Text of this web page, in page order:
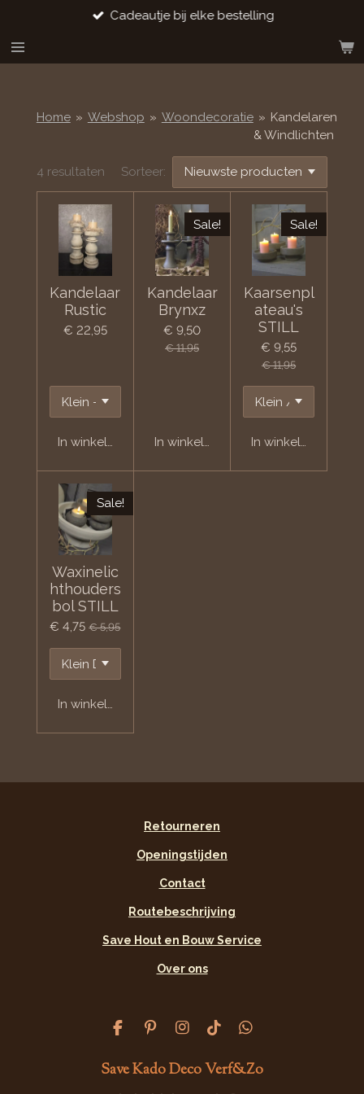
naar
Cadeautje bij elke bestelling
Home » Webshop » Woondecoratie » Kandelaren
& Windlichten
4 resultaten Sorteer:
Kandelaar
Rustic
€ 22,95
In winkelwagen
Sale!
Kandelaar
Brynxz
€ 9,50
€ 11,95
In winkelwagen
Sale!
Kaarsenpl
ateau's
STILL
€ 9,55
€ 11,95
In winkelwagen
Sale!
Waxinelic
hthouders
bol STILL
€ 4,75 € 5,95
In winkelwagen
Retourneren
Openingstijden
Contact
Routebeschrijving
Save Hout en Bouw Service
Over ons
F
c
e
P
n
t
I
s
t
T
k
T
W
a
t
Save Kado Deco Verf&Zo